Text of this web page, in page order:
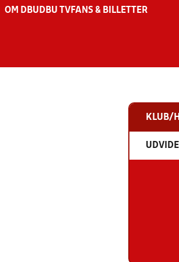
OM DBU DBU TV FANS & BILLETTER
KLUB/